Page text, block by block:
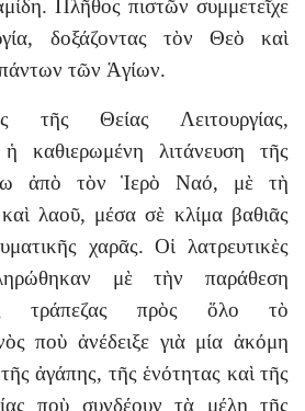
Πλῆθος πιστῶν συμμετεῖχε
δοξάζοντας τὸν Θεὸ καὶ
τῶν Ἁγίων.
Θείας Λειτουργίας,
ἡ καθιερωμένη λιτάνευση τῆς
ἀπὸ τὸν Ἱερὸ Ναό, μὲ τὴ
λαοῦ, μέσα σὲ κλίμα βαθιᾶς
χαρᾶς. Οἱ λατρευτικὲς
μὲ τὴν παράθεση
τράπεζας πρὸς ὅλο τὸ
ποὺ ἀνέδειξε γιὰ μία ἀκόμη
ἀγάπης, τῆς ἑνότητας καὶ τῆς
ποὺ συνδέουν τὰ μέλη τῆς